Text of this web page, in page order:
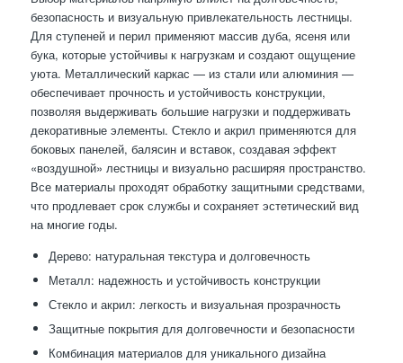
безопасность и визуальную привлекательность лестницы.
Для ступеней и перил применяют массив дуба, ясеня или
бука, которые устойчивы к нагрузкам и создают ощущение
уюта. Металлический каркас — из стали или алюминия —
обеспечивает прочность и устойчивость конструкции,
позволяя выдерживать большие нагрузки и поддерживать
декоративные элементы. Стекло и акрил применяются для
боковых панелей, балясин и вставок, создавая эффект
«воздушной» лестницы и визуально расширяя пространство.
Все материалы проходят обработку защитными средствами,
что продлевает срок службы и сохраняет эстетический вид
на многие годы.
Дерево: натуральная текстура и долговечность
Металл: надежность и устойчивость конструкции
Стекло и акрил: легкость и визуальная прозрачность
Защитные покрытия для долговечности и безопасности
Комбинация материалов для уникального дизайна